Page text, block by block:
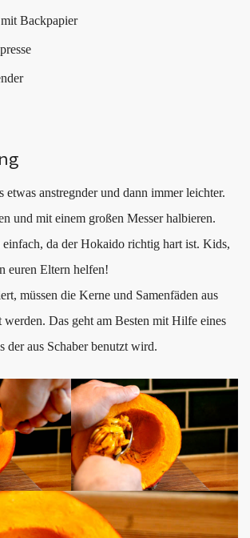
Backpapier
anstregnder und dann immer leichter.
und mit einem großen Messer halbieren.
einfach, da der Hokaido richtig hart ist. Kids,
euren Eltern helfen!
müssen die Kerne und Samenfäden aus
werden. Das geht am Besten mit Hilfe eines
der aus Schaber benutzt wird.